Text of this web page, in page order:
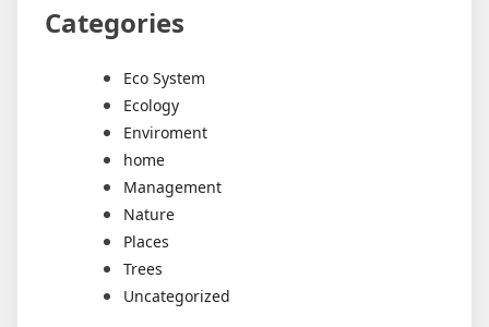
Categories
Eco System
Ecology
Enviroment
home
Management
Nature
Places
Trees
Uncategorized